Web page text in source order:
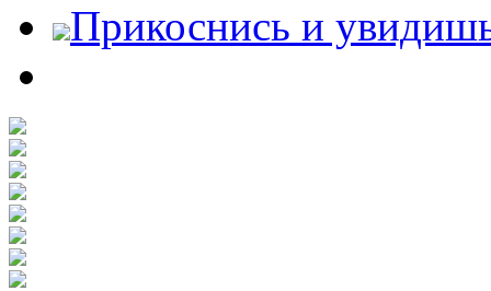
Прикоснись и